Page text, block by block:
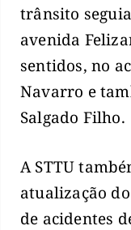
trânsito
avenida
sentidos, no
Navarro e
Salgado Filho.
A STTU
atualização
de acidentes